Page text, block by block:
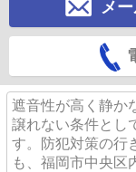
メ
遮音性が高く静か
譲れない条件とし
す。防犯対策の行
も、福岡市中央区